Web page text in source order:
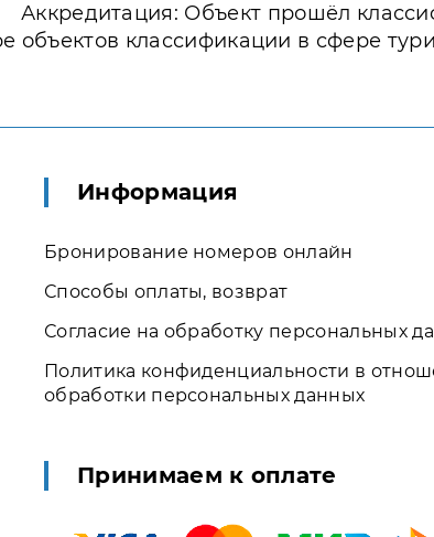
Аккредитация: Объект прошёл
объектов классификации в сфере
Информация
Бронирование номеров онлайн
Способы оплаты, возврат
Согласие на обработку персональных
Политика конфиденциальности в
обработки персональных данных
Принимаем к оплате